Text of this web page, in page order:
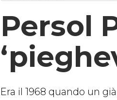
Persol
Era il 1968 quando un